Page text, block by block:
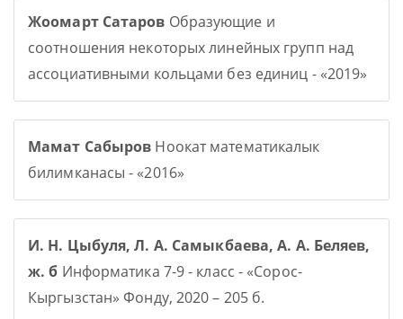
Жоомарт Сатаров Образующие и
соотношения некоторых линейных групп над
ассоциативными кольцами без единиц - «2019»
Мамат Сабыров Ноокат математикалык
билимканасы - «2016»
И. Н. Цыбуля, Л. А. Самыкбаева, А. А. Беляев,
ж. б Информатика 7-9 - класс - «Сорос-
Кыргызстан» Фонду, 2020 – 205 б.